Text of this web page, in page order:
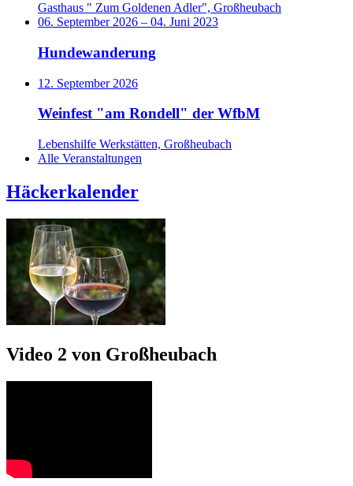
Gasthaus " Zum Goldenen Adler", Großheubach
06. September 2026 – 04. Juni 2023
Hundewanderung
12. September 2026
Weinfest "am Rondell" der WfbM
Lebenshilfe Werkstätten, Großheubach
Alle Veranstaltungen
Häckerkalender
Video 2 von Großheubach